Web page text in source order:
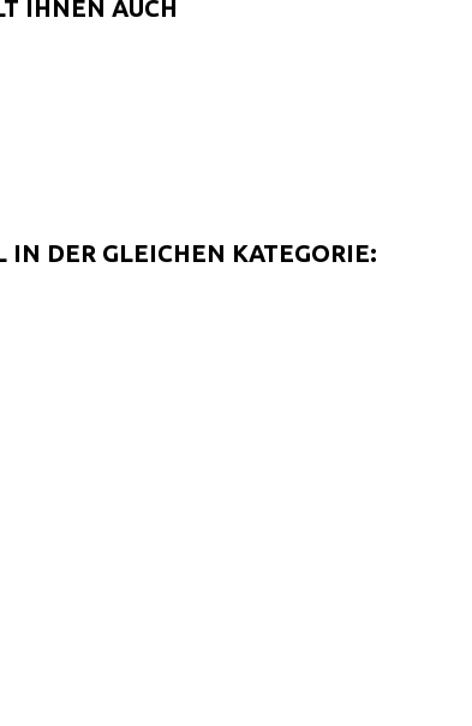
IHNEN AUCH
IN DER GLEICHEN KATEGORIE: